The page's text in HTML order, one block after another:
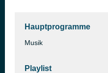
Hauptprogramme
Musik
Playlist